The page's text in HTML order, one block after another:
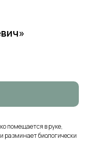
помещается в руке,
разминает биологически